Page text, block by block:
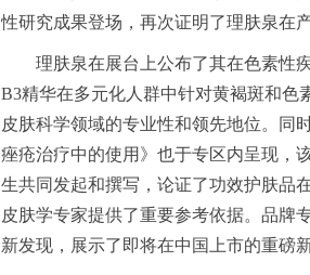
性研究成果登场，再次证明了理肤泉在
理肤泉在展台上公布了其在色素性
B3精华在多元化人群中针对黄褐斑和色
皮肤科学领域的专业性和领先地位。同
痤疮治疗中的使用》也于专区内呈现，
生共同发起和撰写，论证了功效护肤品
皮肤学专家提供了重要参考依据。品牌
新发现，展示了即将在中国上市的重磅